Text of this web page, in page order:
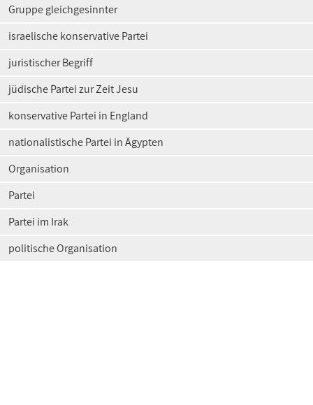
Gruppe gleichgesinnter
israelische konservative Partei
juristischer Begriff
jüdische Partei zur Zeit Jesu
konservative Partei in England
nationalistische Partei in Ägypten
Organisation
Partei
Partei im Irak
politische Organisation